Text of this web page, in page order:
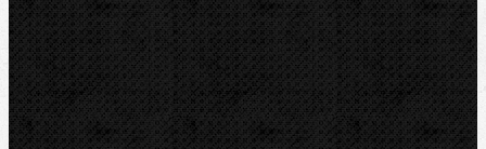
Odhrotovače, kalibry
Úkosovače